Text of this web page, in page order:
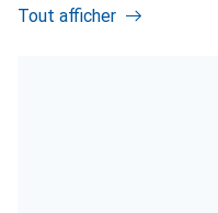
Tout afficher